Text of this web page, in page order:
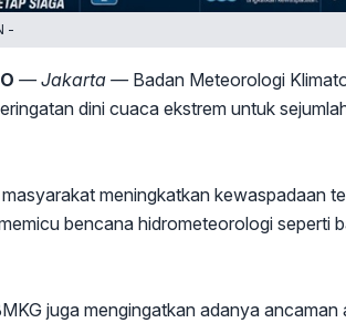
-
— Jakarta — Badan Meteorologi
dini cuaca ekstrem untuk
meningkatkan kewaspadaan
bencana hidrometeorologi seperti
juga mengingatkan adanya